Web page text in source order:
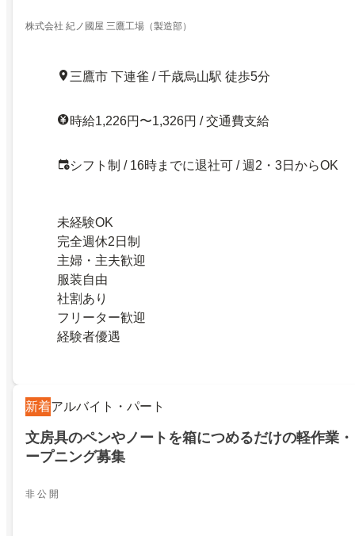
株式会社 紀ノ國屋 三鷹工場（製造部）
三鷹市 下連雀 / 千歳烏山駅 徒歩5分
時給1,226円〜1,326円 / 交通費支給
シフト制 / 16時までに退社可 / 週2・3日からOK
未経験OK
完全週休2日制
主婦・主夫歓迎
服装自由
社割あり
フリーター歓迎
経験者優遇
新着アルバイト・パート
文房具のペンやノートを箱につめるだけの軽作業
ープニング募集
非 公 開